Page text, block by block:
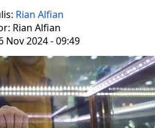
Rian Alfian
Rian Alfian
Nov 2024 - 09:49